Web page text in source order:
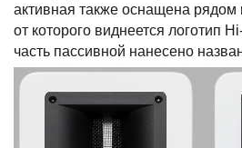
активная также оснащена рядом
от которого виднеется логотип
часть пассивной нанесено